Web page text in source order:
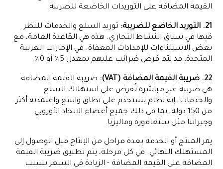
القيمة المضافة على التوريدات الخاضعة للضريبة.
21. التوريد الخاضع للضريبة:
توريد السلع والخدمات للنظر
فيها في سياق النشاط التجاري. هذه هي القاعدة العامة، مع
بعض الاستثناءات للإمدادات المعفاة. في الإمارات العربية
المتحدة، قد يتم فرض ضرائب عليهم بمعدل 5٪ أو 0٪.
22. ضريبة القيمة المضافة (VAT):
ضريبة القيمة المضافة
هي ضريبة غير مباشرة تُفرض على استهلاك السلع
والخدمات. إنه نظام يستخدم على نطاق واسع واعتمدته أكثر
من 150 دولة، بما في ذلك جميع أعضاء الاتحاد الأوروبي
وجيراننا مثل سنغافورة وماليزيا.
يمر المنتج أو الخدمة بعدة مراحل من الإنتاج قبل الوصول إلى
المستهلك النهائي. في كل مرحلة، يتم تطبيق ضريبة القيمة
المضافة على القيمة المضافة - الزيادة في السعر بسبب